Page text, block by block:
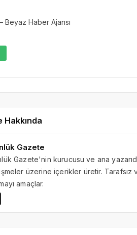
Beyaz Haber Ajansı
Hakkında
Gazete
Gazete'nin kurucusu ve ana
üzerine içerikler üretir. Tarafsız
amaçlar.